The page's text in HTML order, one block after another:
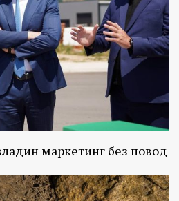
маркетинг без повод